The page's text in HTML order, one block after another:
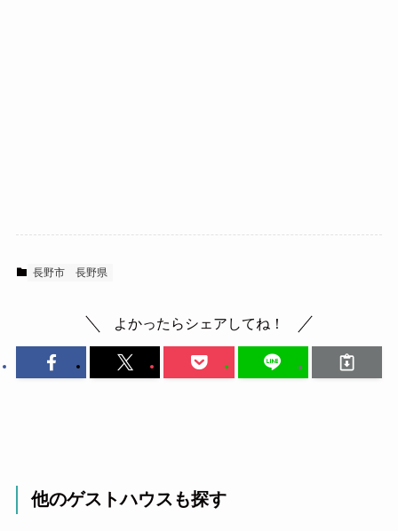
長野市 長野県
よかったらシェアしてね！
他のゲストハウスも探す